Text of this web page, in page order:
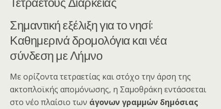
Σημαντική εξέλιξη για το νησί:
Καθημερινά δρομολόγια και νέα
σύνδεση με Λήμνο
Με ορίζοντα τετραετίας και στόχο την άρση της
ακτοπλοϊκής απομόνωσης, η Σαμοθράκη εντάσσεται
στο νέο πλαίσιο των άγονων γραμμών δημόσιας